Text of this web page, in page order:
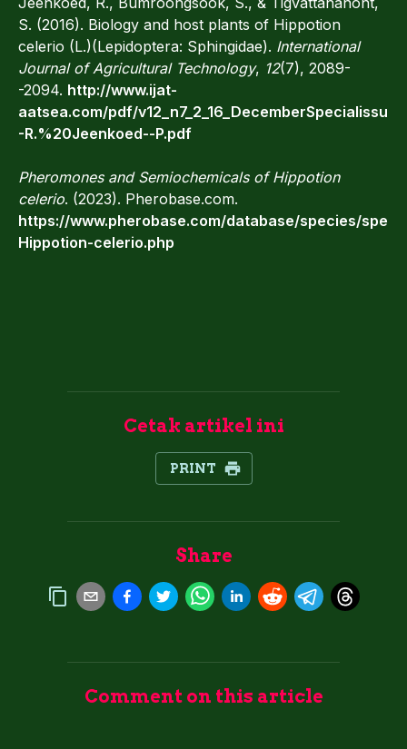
S. (2016). Biology and host plants of Hippotion
celerio (L.)(Lepidoptera: Sphingidae). International
Journal of Agricultural Technology, 12(7), 2089-
-2094. http://www.ijat-
aatsea.com/pdf/v12_n7_2_16_DecemberSpecialissue/
-R.%20Jeenkoed--P.pdf
Pheromones and Semiochemicals of Hippotion
celerio. (2023). Pherobase.com.
https://www.pherobase.com/database/species/
Hippotion-celerio.php
Cetak artikel ini
PRINT
Share
Comment on this article